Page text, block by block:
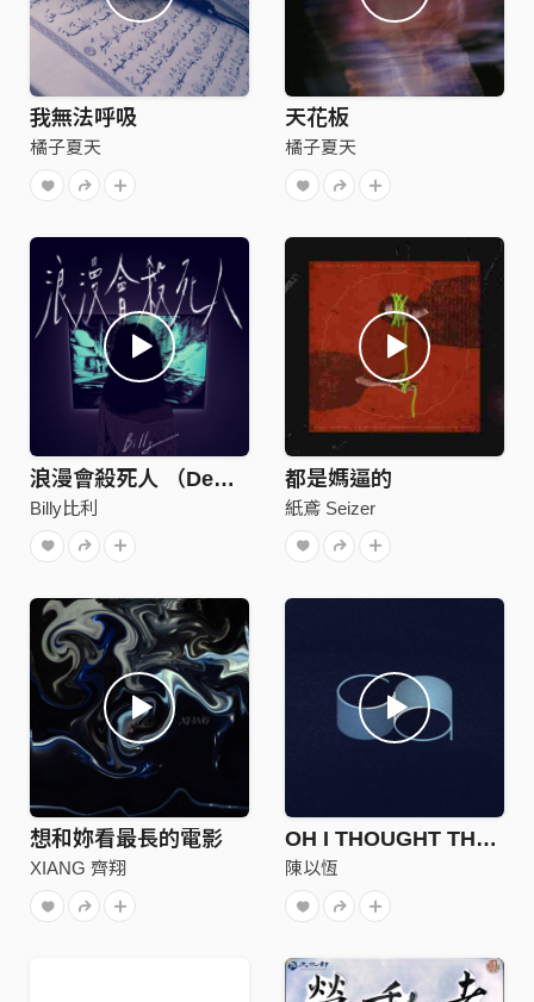
我無法呼吸
橘子夏天
天花板
橘子夏天
浪漫會殺死人 （Demo)
Billy比利
都是媽逼的
紙鳶 Seizer
想和妳看最長的電影
XIANG 齊翔
OH I THOUGHT THAT WE CARED
陳以恆